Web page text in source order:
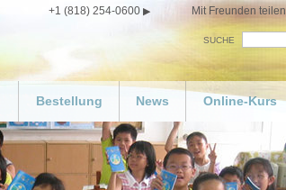
+1 (818) 254-0600 Mit Freunden teilen
SUCHE
Bestellung
Gestalten Sie Ihren eigenen
Weg zum Glücklichsein
Materialien bestellen
News Online-Kurs